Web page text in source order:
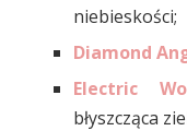
niebieskości;
Diamond
Electric
błyszcząca